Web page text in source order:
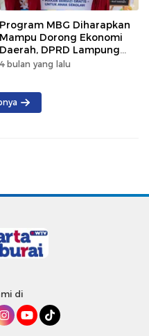
Program MBG Diharapkan
Mampu Dorong Ekonomi
Daerah, DPRD Lampung
Tekankan Pemanfaatan
4 bulan yang lalu
di